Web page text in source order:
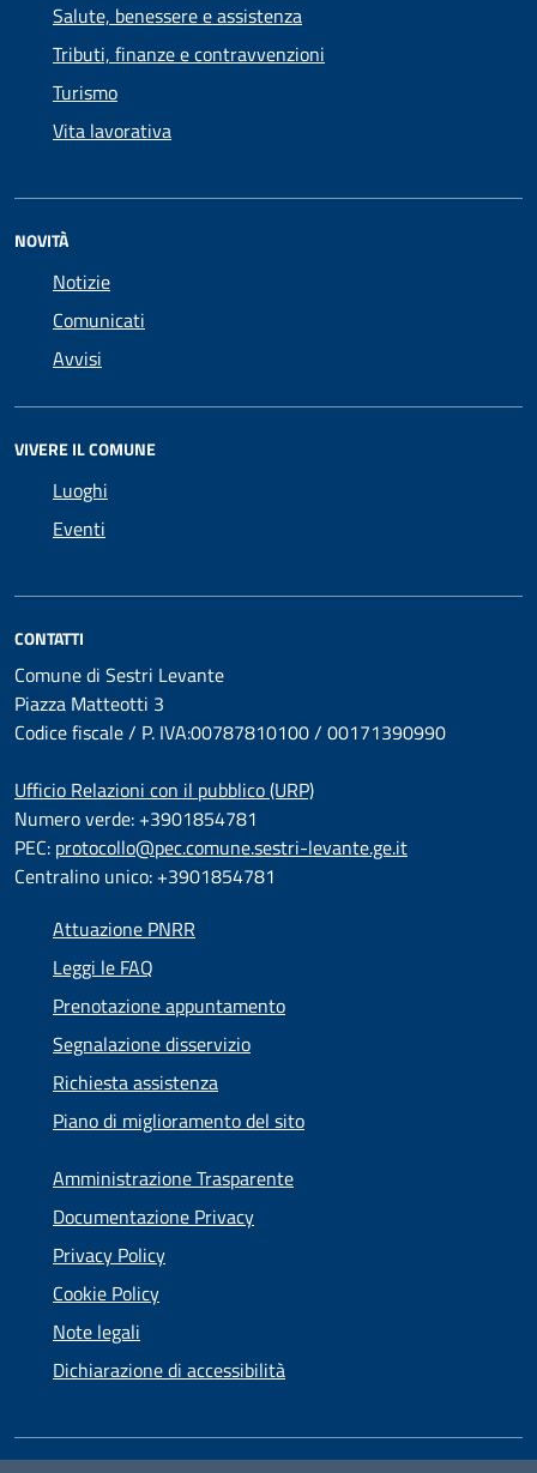
Salute, benessere e assistenza
Tributi, finanze e contravvenzioni
Turismo
Vita lavorativa
NOVITÀ
Notizie
Comunicati
Avvisi
VIVERE IL COMUNE
Luoghi
Eventi
CONTATTI
Comune di Sestri Levante
Piazza Matteotti 3
Codice fiscale / P. IVA:00787810100 / 00171390990
Ufficio Relazioni con il pubblico (URP)
Numero verde: +3901854781
PEC: protocollo@pec.comune.sestri-levante.ge.it
Centralino unico: +3901854781
Attuazione PNRR
Leggi le FAQ
Prenotazione appuntamento
Segnalazione disservizio
Richiesta assistenza
Piano di miglioramento del sito
Amministrazione Trasparente
Documentazione Privacy
Privacy Policy
Cookie Policy
Note legali
Dichiarazione di accessibilità